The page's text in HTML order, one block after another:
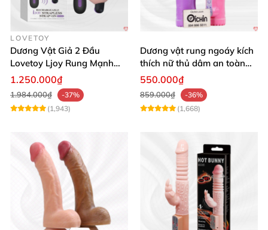
LOVETOY
Dương Vật Giả 2 Đầu
Lovetoy Ljoy Rung Mạnh
ĐKTX Hút Sâu
1.250.000₫
1.984.000₫
-37%
(1,943)
Dương vật rung ngoáy kích
thích nữ thủ dâm an toàn
cao cấp
550.000₫
859.000₫
-36%
(1,668)